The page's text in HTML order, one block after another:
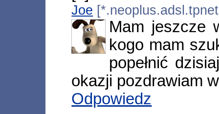
Joe
Mam jeszcze
kogo mam
popełnić
okazji pozdrawiam
Odpowiedz